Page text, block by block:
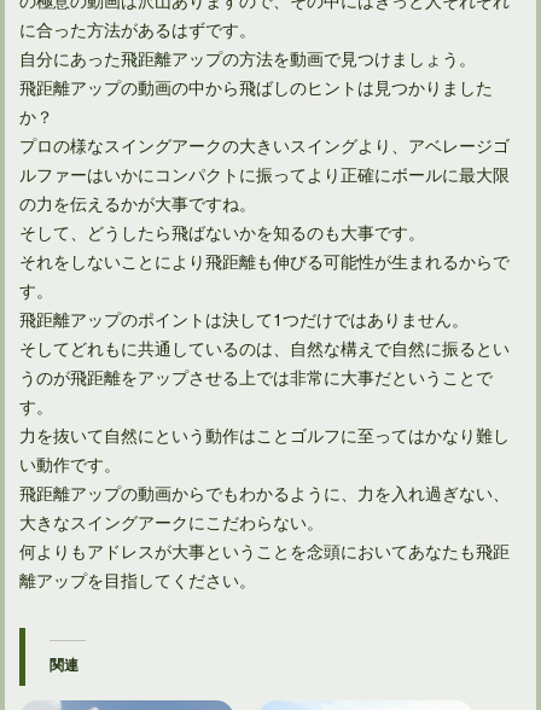
に合った方法があるはずです。
自分にあった飛距離アップの方法を動画で見つけましょう。
飛距離アップの動画の中から飛ばしのヒントは見つかりました
か？
プロの様なスイングアークの大きいスイングより、アベレージゴ
ルファーはいかにコンパクトに振ってより正確にボールに最大限
の力を伝えるかが大事ですね。
そして、どうしたら飛ばないかを知るのも大事です。
それをしないことにより飛距離も伸びる可能性が生まれるからで
す。
飛距離アップのポイントは決して1つだけではありません。
そしてどれもに共通しているのは、自然な構えで自然に振るとい
うのが飛距離をアップさせる上では非常に大事だということで
す。
力を抜いて自然にという動作はことゴルフに至ってはかなり難し
い動作です。
飛距離アップの動画からでもわかるように、力を入れ過ぎない、
大きなスイングアークにこだわらない。
何よりもアドレスが大事ということを念頭においてあなたも飛距
離アップを目指してください。
関連